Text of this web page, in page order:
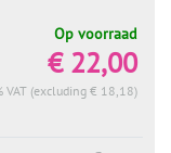
Op voorraad
€ 22,00
VAT (excluding € 18,18)